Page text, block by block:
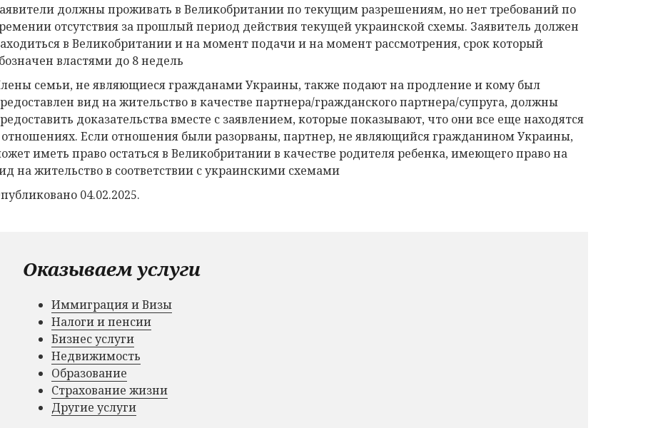
должны проживать в Великобритании по текущим разрешениям, но нет требований по
отсутствия за прошлый период действия текущей украинской схемы. Заявитель должен
в Великобритании и на момент подачи и на момент рассмотрения, срок который
властями до 8 недель
семьи, не являющиеся гражданами Украины, также подают на продление и кому был
вид на жительство в качестве партнера/гражданского партнера/супруга, должны
доказательства вместе с заявлением, которые показывают, что они все еще находятся
отношениях. Если отношения были разорваны, партнер, не являющийся гражданином Украины,
иметь право остаться в Великобритании в качестве родителя ребенка, имеющего право на
на жительство в соответствии с украинскими схемами
04.02.2025.
Оказываем услуги
Иммиграция и Визы
Налоги и пенсии
Бизнес услуги
Недвижимость
Образование
Страхование жизни
Другие услуги